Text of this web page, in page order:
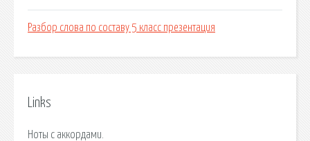
Разбор слова по составу 5 класс презентация
Links
Ноты с аккордами.